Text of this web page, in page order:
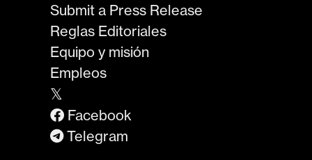
Submit a Press Release
Reglas Editoriales
Equipo y misión
Empleos
𝕏
Facebook
Telegram